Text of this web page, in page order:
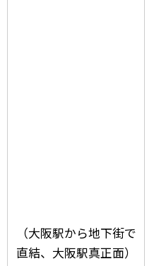
（大阪駅から地下街で
直結、大阪駅真正面）